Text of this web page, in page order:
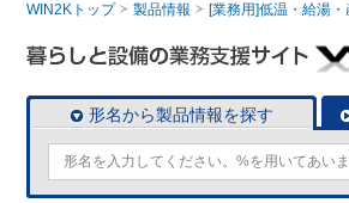
WIN2Kトップ 製品情報 [業務用]低温・給湯
形名から製品情報を探す